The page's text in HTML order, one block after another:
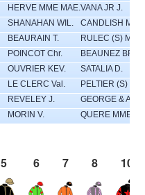
HERVE MME MAE.VANA JR J.
SHANAHAN WIL.
CANDLISH
BEAURAIN T.
RULEC (S) M.
POINCOT Chr.
BEAUNEZ BR.
OUVRIER KEV.
SATALIA D.
LE CLERC Val.
PELTIER (S)
REVELEY J.
GEORGE & A.
MORIN V. QUERE MME S.
5 6 7 8 10